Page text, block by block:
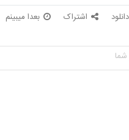
دانلود اشتراک بعدا میبینم